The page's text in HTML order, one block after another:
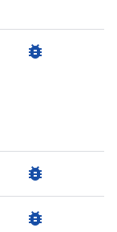
bug_report
bug_report
bug_report